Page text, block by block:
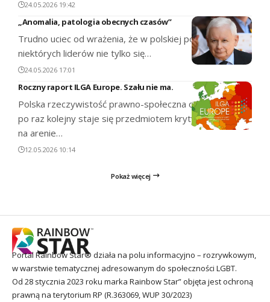
24.05.2026 19:42
„Anomalia, patologia obecnych czasów”
Trudno uciec od wrażenia, że w polskiej polityce czas dla
niektórych liderów nie tylko się…
24.05.2026 17:01
Roczny raport ILGA Europe. Szału nie ma.
Polska rzeczywistość prawno-społeczna osób LGBT+
po raz kolejny staje się przedmiotem krytycznej oceny
na arenie…
12.05.2026 10:14
Pokaż więcej
Portal Rainbow Star® działa na polu informacyjno – rozrywkowym,
w warstwie tematycznej adresowanym do społeczności LGBT.
Od 28 stycznia 2023 roku marka Rainbow Star” objęta jest ochroną
prawną na terytorium RP (R.363069, WUP 30/2023)